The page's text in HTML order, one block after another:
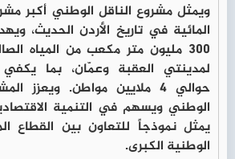
ويمثل مشروع الناقل الوطني أكبر
المائية في تاريخ الأردن الحديث،
300 مليون متر مكعب من المياه
لمدينتي العقبة وعمّان، بما يكفي
حوالي 4 ملايين مواطن. ويعزز
الوطني ويسهم في التنمية
يمثل نموذجاً للتعاون بين القطاع
الوطنية الكبرى.